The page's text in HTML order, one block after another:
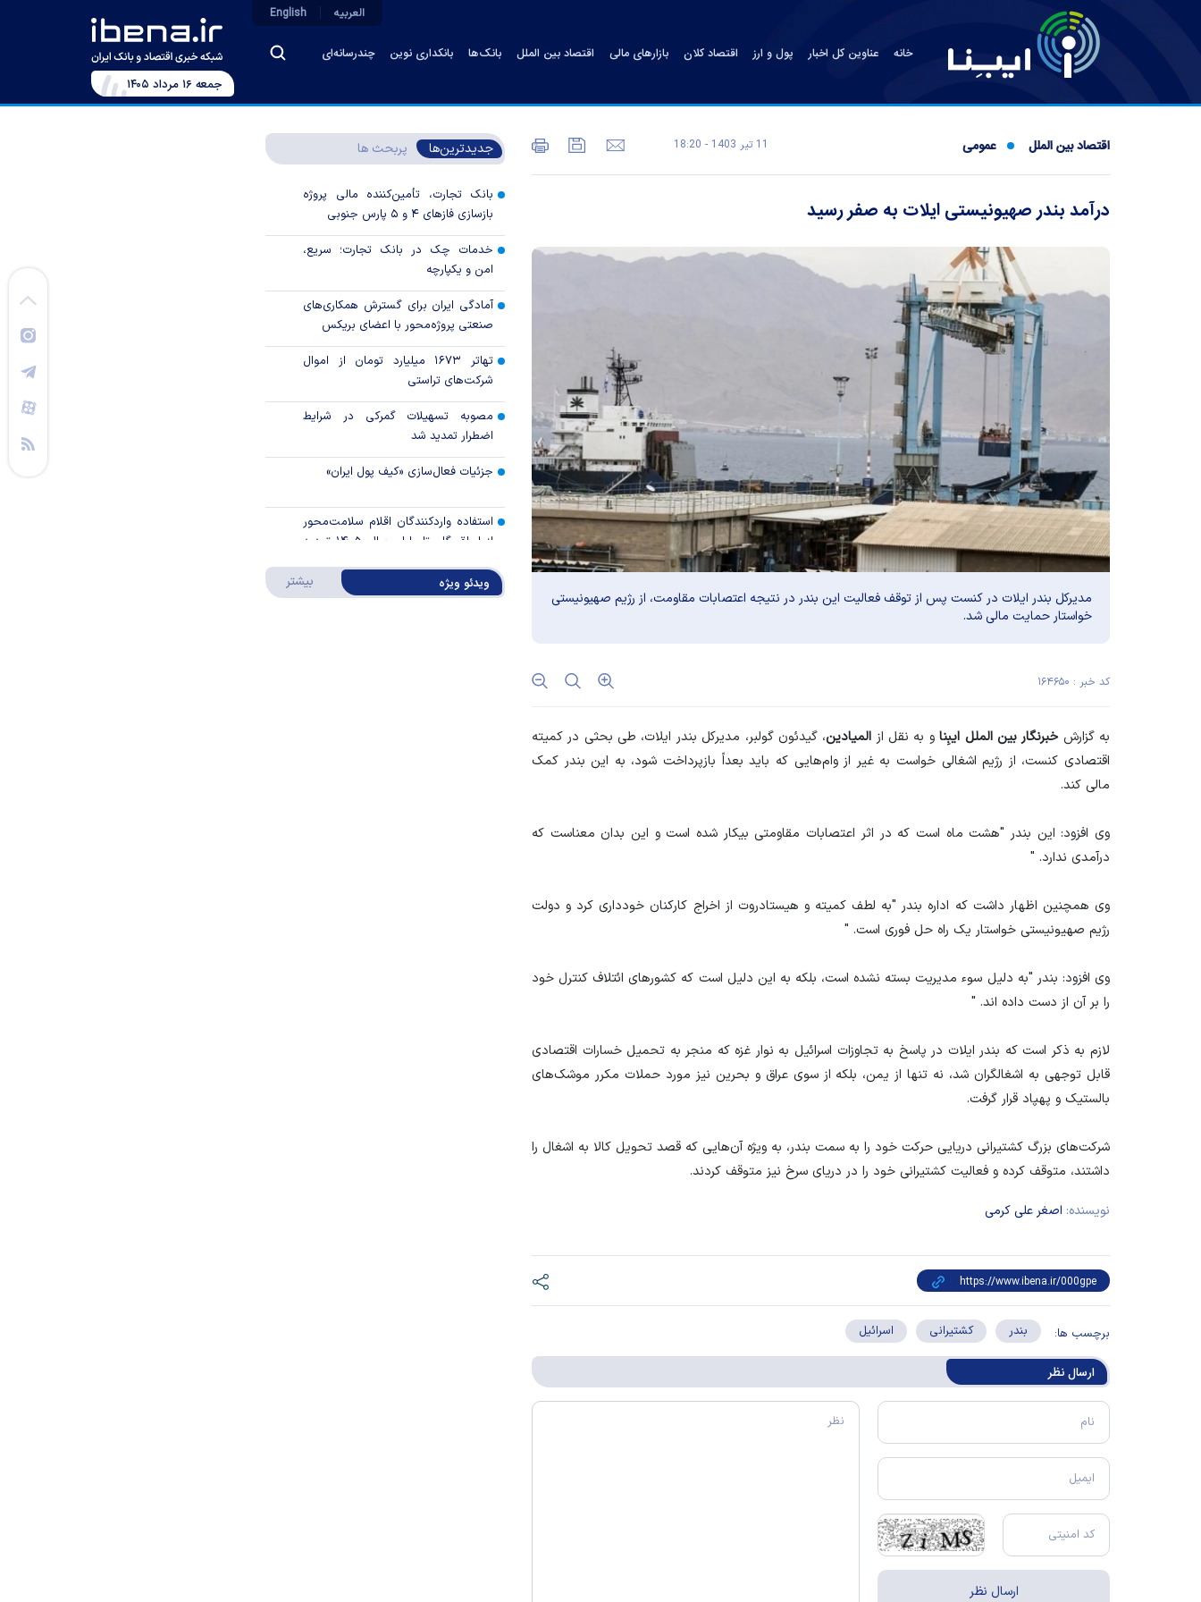
خانه عناوین کل اخبار پول و ارز اقتصاد کلان بازارهای مالی اقتصاد بین الملل بانک‌ها بانکداری نوین چندرسانه‌ای
العربیه English
جمعه ۱۶ مرداد ۱۴۰۵
اقتصاد بین الملل عمومی 11 تير 1403 - 18:20
درآمد بندر صهیونیستی ایلات به صفر رسید
مدیرکل بندر ایلات در کنست پس از توقف فعالیت این بندر در نتیجه اعتصابات مقاومت، از رژیم صهیونیستی
خواستار حمایت مالی شد.
کد خبر : ۱۶۴۶۵۰
به گزارش خبرنگار بین الملل ایبِناو به نقل از المیادین، گیدئون گولبر، مدیرکل بندر ایلات، طی بحثی در کمیته
اقتصادی کنست، از رژیم اشغالی خواست به غیر از وام‌هایی که باید بعداً بازپرداخت شود، به این بندر کمک
مالی کند.
وی افزود: این بندر "هشت ماه است که در اثر اعتصابات مقاومتی بیکار شده است و این بدان معناست که
درآمدی ندارد. "
وی همچنین اظهار داشت که اداره بندر "به لطف کمیته و هیستادروت از اخراج کارکنان خودداری کرد و دولت
رژیم صهیونیستی خواستار یک راه حل فوری است. "
وی افزود: بندر "به دلیل سوء مدیریت بسته نشده است، بلکه به این دلیل است که کشور‌های ائتلاف کنترل خود
را بر آن از دست داده اند. "
لازم به ذکر است که بندر ایلات در پاسخ به تجاوزات اسرائیل به نوار غزه که منجر به تحمیل خسارات اقتصادی
قابل توجهی به اشغالگران شد، نه تنها از یمن، بلکه از سوی عراق و بحرین نیز مورد حملات مکرر موشک‌های
بالستیک و پهپاد قرار گرفت.
شرکت‌های بزرگ کشتیرانی دریایی حرکت خود را به سمت بندر، به ویژه آن‌هایی که قصد تحویل کالا به اشغال را
داشتند، متوقف کرده و فعالیت کشتیرانی خود را در دریای سرخ نیز متوقف کردند.
نویسنده: اصغر علی کرمی
برچسب ها: بندر کشتیرانی اسرائیل
ارسال‌ نظر
جدیدترین‌ها پربحث ها
بانک تجارت، تأمین‌کننده مالی پروژه
بازسازی فاز‌های ۴ و ۵ پارس جنوبی
خدمات چک در بانک تجارت؛ سریع،
امن و یکپارچه
آمادگی ایران برای گسترش همکاری‌های
صنعتی پروژه‌محور با اعضای بریکس
تهاتر ۱۶۷۳ میلیارد تومان از اموال
شرکت‌های تراستی
مصوبه تسهیلات گمرکی در شرایط
اضطرار تمدید شد
جزئیات فعال‌سازی «کیف پول ایران»
استفاده واردکنندگان اقلام سلامت‌محور
از اوراق گام تا پایان سال ۱۴۰۵ تمدید
رالی وال‌استریت، آسیا را تکان داد
ویدئو ویژه بیشتر درباره ویدئو ویژه